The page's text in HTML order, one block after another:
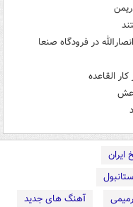
در فرودگاه صنعا
القاعده
ایران
آهنگ های جدید